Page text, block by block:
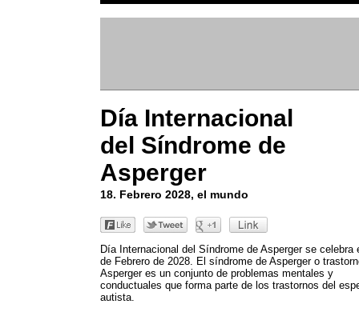
Día Internacional
del Síndrome de
Asperger
18. Febrero 2028, el mundo
Día Internacional del Síndrome de Asperger se celebra
de Febrero de 2028. El síndrome de Asperger o
Asperger es un conjunto de problemas mentales y
conductuales que forma parte de los trastornos del
autista.